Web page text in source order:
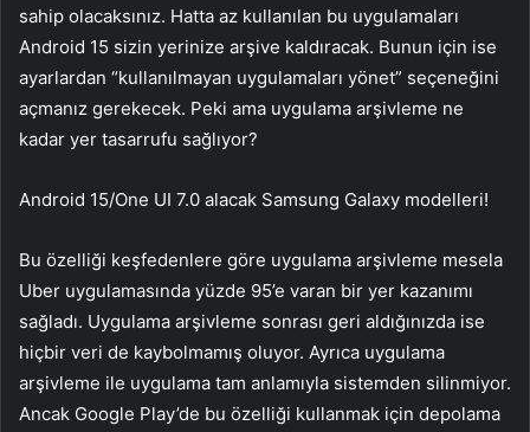
sahip olacaksınız. Hatta az kullanılan bu uygulamaları
Android 15 sizin yerinize arşive kaldıracak. Bunun için ise
ayarlardan “kullanılmayan uygulamaları yönet” seçeneğini
açmanız gerekecek. Peki ama uygulama arşivleme ne
kadar yer tasarrufu sağlıyor?
Android 15/One UI 7.0 alacak Samsung Galaxy modelleri!
Bu özelliği keşfedenlere göre uygulama arşivleme mesela
Uber uygulamasında yüzde 95’e varan bir yer kazanımı
sağladı. Uygulama arşivleme sonrası geri aldığınızda ise
hiçbir veri de kaybolmamış oluyor. Ayrıca uygulama
arşivleme ile uygulama tam anlamıyla sistemden silinmiyor.
Ancak Google Play’de bu özelliği kullanmak için depolama